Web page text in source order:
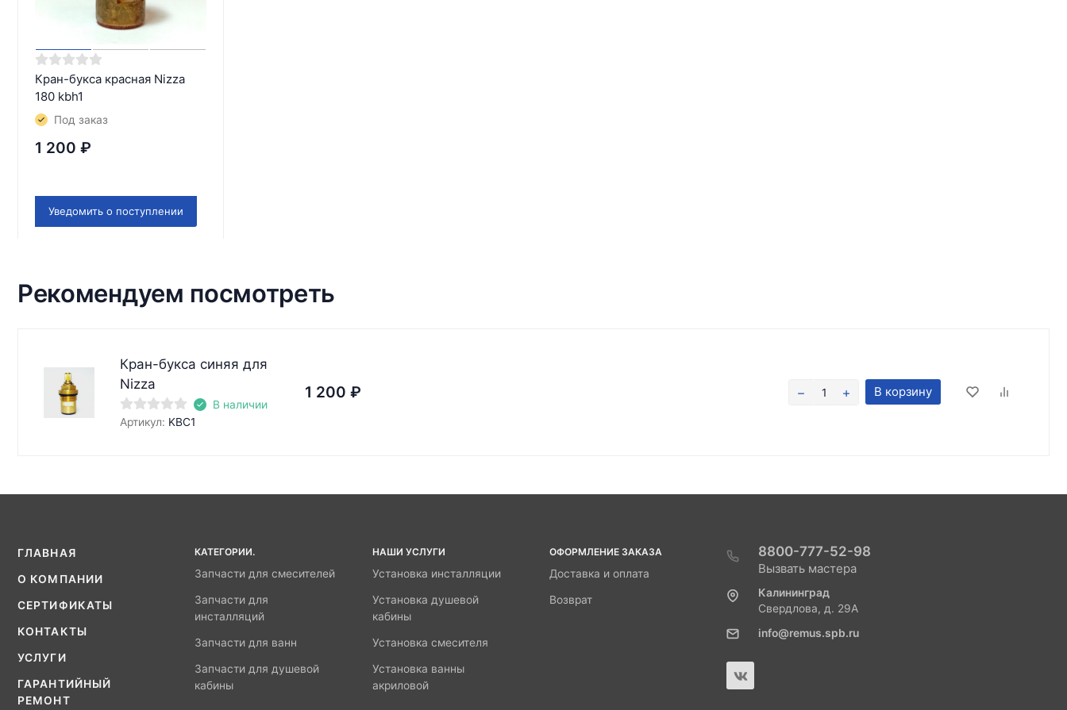
Кран-букса красная Nizza
180 kbh1
Под заказ
1 200 ₽
Уведомить о поступлении
Рекомендуем посмотреть
Кран-букса синяя для
Nizza
В наличии
Артикул: KBC1
1 200 ₽ В корзину
ГЛАВНАЯ
О КОМПАНИИ
СЕРТИФИКАТЫ
КОНТАКТЫ
УСЛУГИ
ГАРАНТИЙНЫЙ
РЕМОНТ
КАТЕГОРИИ.
Запчасти для смесителей
Запчасти для
инсталляций
Запчасти для ванн
Запчасти для душевой
кабины
НАШИ УСЛУГИ
Установка инсталляции
Установка душевой
кабины
Установка смесителя
Установка ванны
акриловой
ОФОРМЛЕНИЕ ЗАКАЗА
Доставка и оплата
Возврат
8800-777-52-98
Вызвать мастера
Калининград
Свердлова, д. 29А
info@remus.spb.ru